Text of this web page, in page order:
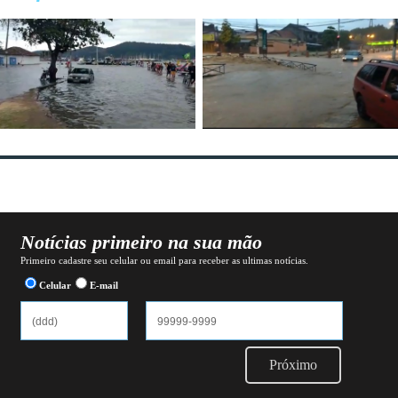
Notícias primeiro na sua mão
Primeiro cadastre seu celular ou email para receber as ultimas notícias.
Celular E-mail
Próximo